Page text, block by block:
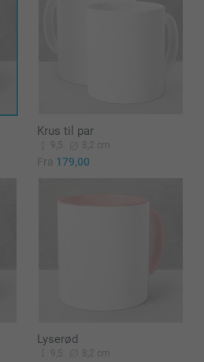
Krus til par
9,5 8,2 cm
Fra 179,00
Lyserød
9,5 8,2 cm